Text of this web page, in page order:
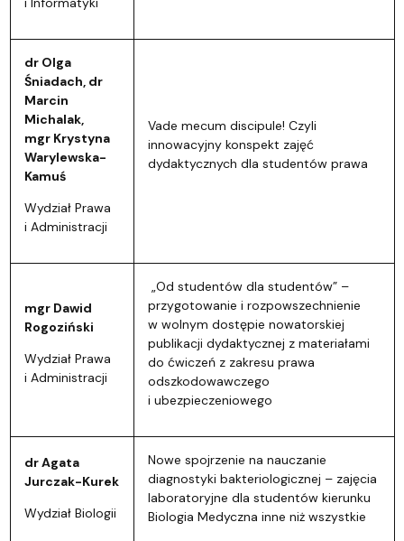
dr Olga
Śniadach, dr
Marcin
Michalak,
mgr Krystyna
Warylewska-
Kamuś
Wydział Prawa
i Administracji
Vade mecum discipule! Czyli
innowacyjny konspekt zajęć
dydaktycznych dla studentów prawa
mgr Dawid
Rogoziński
Wydział Prawa
i Administracji
„Od studentów dla studentów” –
przygotowanie i rozpowszechnienie
w wolnym dostępie nowatorskiej
publikacji dydaktycznej z materiałami
do ćwiczeń z zakresu prawa
odszkodowawczego
i ubezpieczeniowego
dr Agata
Jurczak-Kurek
Wydział Biologii
Nowe spojrzenie na nauczanie
diagnostyki bakteriologicznej – zajęcia
laboratoryjne dla studentów kierunku
Biologia Medyczna inne niż wszystkie